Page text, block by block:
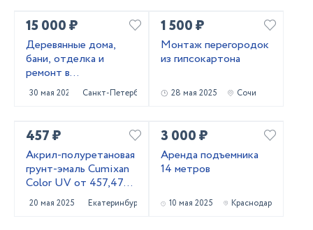
15 000 ₽
Деревянные дома,
бани, отделка и
ремонт в
Приозерском и
Выборгском районах
30 мая 2025 Санкт-Петербург
1 500 ₽
Монтаж перегородок
из гипсокартона
28 мая 2025 Сочи
457 ₽
Акрил-полуретановая
грунт-эмаль Cumixan
Color UV от 457,47
рублей
20 мая 2025 Екатеринбург
3 000 ₽
Аренда подъемника
14 метров
10 мая 2025 Краснодар